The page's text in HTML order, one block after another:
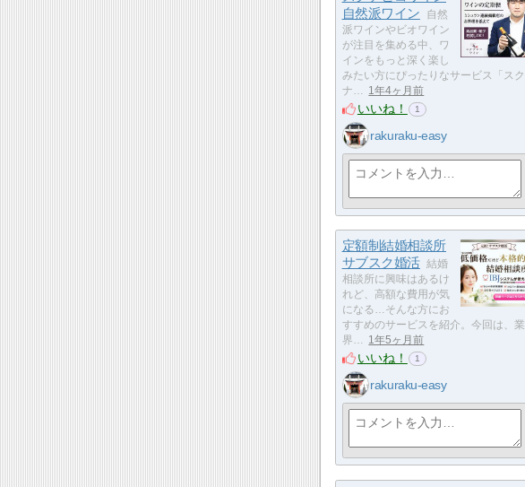
自然派ワイン
自然
派ワインやビオワイン
が注目を集める中、ワ
インをもっと深く楽し
みたい方にぴったりなサービス「スク
ナ…
1年4ヶ月前
いいね！ 1
rakuraku-easy
定額制結婚相談所
サブスク婚活
結婚
相談所に興味はあるけ
れど、高額な費用が気
になる…そんな方にお
すすめのサービスを紹介。今回は、業
界…
1年5ヶ月前
いいね！ 1
rakuraku-easy